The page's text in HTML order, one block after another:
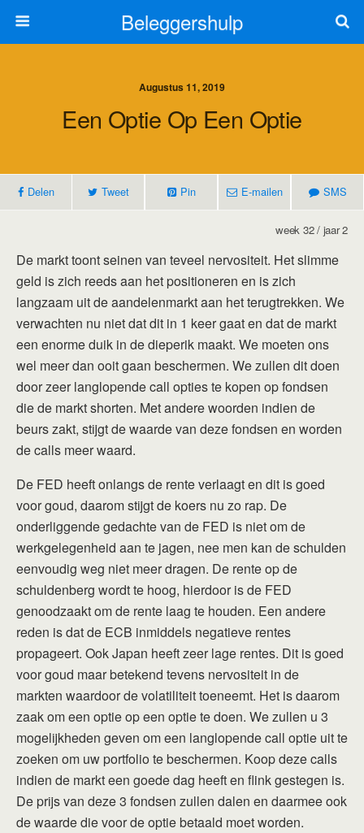
Beleggershulp
Augustus 11, 2019
Een Optie Op Een Optie
Delen Tweet Pin E-mailen SMS
week 32 / jaar 2
De markt toont seinen van teveel nervositeit. Het slimme
geld is zich reeds aan het positioneren en is zich
langzaam uit de aandelenmarkt aan het terugtrekken. We
verwachten nu niet dat dit in 1 keer gaat en dat de markt
een enorme duik in de dieperik maakt. We moeten ons
wel meer dan ooit gaan beschermen. We zullen dit doen
door zeer langlopende call opties te kopen op fondsen
die de markt shorten. Met andere woorden indien de
beurs zakt, stijgt de waarde van deze fondsen en worden
de calls meer waard.
De FED heeft onlangs de rente verlaagt en dit is goed
voor goud, daarom stijgt de koers nu zo rap. De
onderliggende gedachte van de FED is niet om de
werkgelegenheid aan te jagen, nee men kan de schulden
eenvoudig weg niet meer dragen. De rente op de
schuldenberg wordt te hoog, hierdoor is de FED
genoodzaakt om de rente laag te houden. Een andere
reden is dat de ECB inmiddels negatieve rentes
propageert. Ook Japan heeft zeer lage rentes. Dit is goed
voor goud maar betekend tevens nervositeit in de
markten waardoor de volatiliteit toeneemt. Het is daarom
zaak om een optie op een optie te doen. We zullen u 3
mogelijkheden geven om een langlopende call optie uit te
zoeken om uw portfolio te beschermen. Koop deze calls
indien de markt een goede dag heeft en flink gestegen is.
De prijs van deze 3 fondsen zullen dalen en daarmee ook
de waarde die voor de optie betaald moet worden.